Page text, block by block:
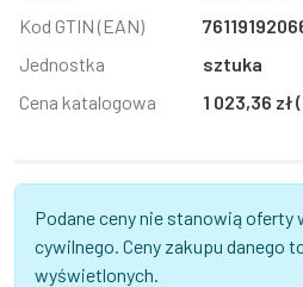
Kod GTIN (EAN)
Jednostka
sztuka
Cena katalogowa
1 023,36 zł
Podane ceny nie stanowią oferty
cywilnego. Ceny zakupu danego
wyświetlonych.